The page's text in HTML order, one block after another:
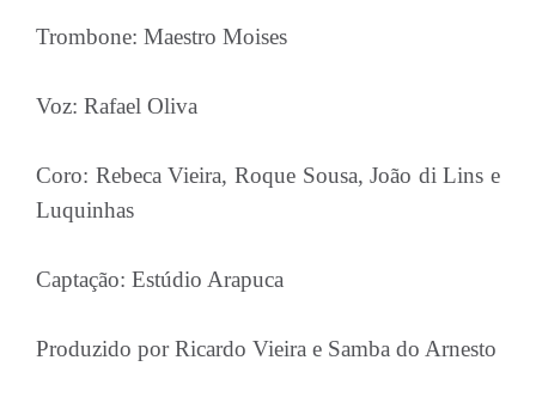
Trombone: Maestro Moises
Voz: Rafael Oliva
Coro: Rebeca Vieira, Roque Sousa, João di Lins e
Luquinhas
Captação: Estúdio Arapuca
Produzido por Ricardo Vieira e Samba do Arnesto